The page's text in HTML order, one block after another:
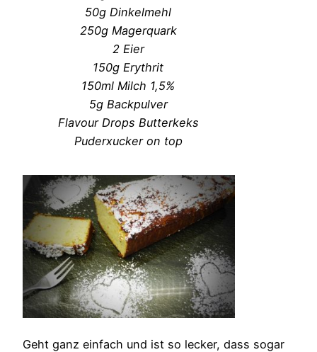
50g Dinkelmehl
250g Magerquark
2 Eier
150g Erythrit
150ml Milch 1,5%
5g Backpulver
Flavour Drops Butterkeks
Puderxucker on top
Geht ganz einfach und ist so lecker, dass sogar